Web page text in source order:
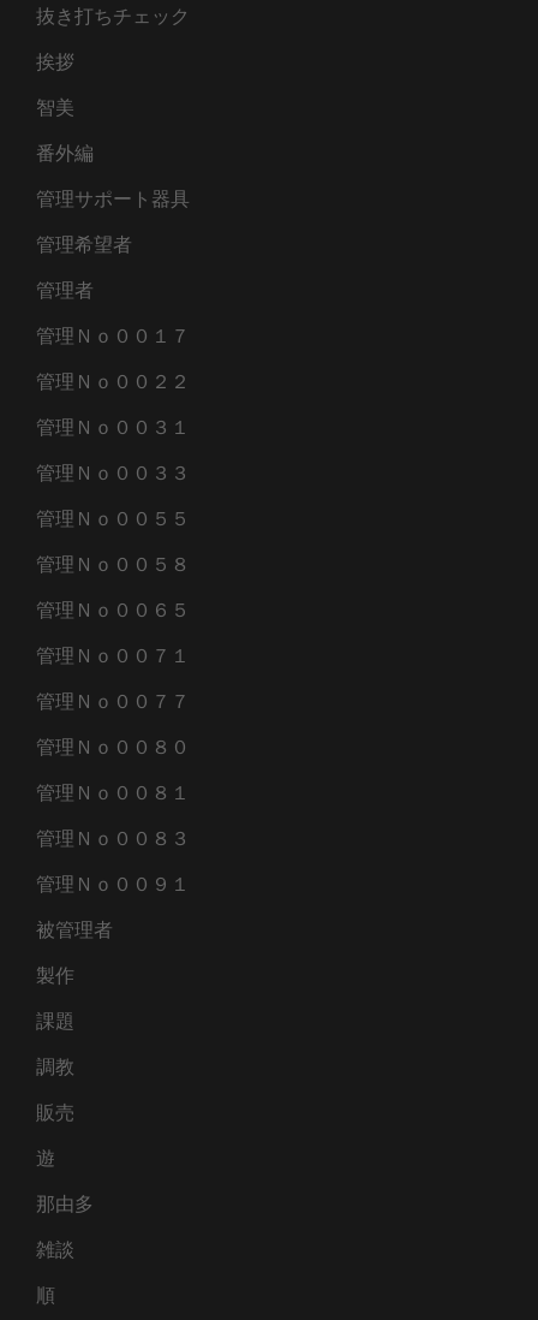
抜き打ちチェック
挨拶
智美
番外編
管理サポート器具
管理希望者
管理者
管理Ｎｏ００１７
管理Ｎｏ００２２
管理Ｎｏ００３１
管理Ｎｏ００３３
管理Ｎｏ００５５
管理Ｎｏ００５８
管理Ｎｏ００６５
管理Ｎｏ００７１
管理Ｎｏ００７７
管理Ｎｏ００８０
管理Ｎｏ００８１
管理Ｎｏ００８３
管理Ｎｏ００９１
被管理者
製作
課題
調教
販売
遊
那由多
雑談
順